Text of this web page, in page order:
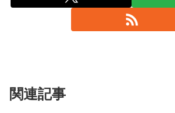
関連記事